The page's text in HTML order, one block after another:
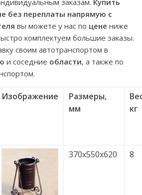
заказам. Купить
без переплаты напрямую с
вы можете у нас по цене ниже
комплектуем большие заказы.
своим автотранспортом в
и соседние области, а также по
Изображение
Размеры,
мм
кг
370х550х620 8